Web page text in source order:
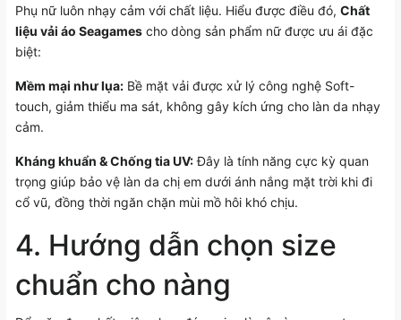
Phụ nữ luôn nhạy cảm với chất liệu. Hiểu được điều đó, Chất
liệu vải áo Seagames cho dòng sản phẩm nữ được ưu ái đặc
biệt:
Mềm mại như lụa: Bề mặt vải được xử lý công nghệ Soft-
touch, giảm thiểu ma sát, không gây kích ứng cho làn da nhạy
cảm.
Kháng khuẩn & Chống tia UV:Đây là tính năng cực kỳ quan
trọng giúp bảo vệ làn da chị em dưới ánh nắng mặt trời khi đi
cổ vũ, đồng thời ngăn chặn mùi mồ hôi khó chịu.
4. Hướng dẫn chọn size
chuẩn cho nàng